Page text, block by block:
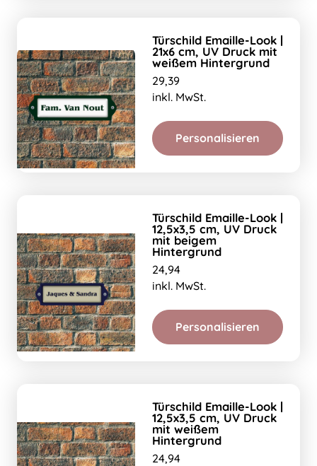
Türschild Emaille-Look |
21x6 cm, UV Druck mit
weißem Hintergrund
29,39
inkl. MwSt.
Personalisieren
Türschild Emaille-Look |
12,5x3,5 cm, UV Druck
mit beigem
Hintergrund
24,94
inkl. MwSt.
Personalisieren
Türschild Emaille-Look |
12,5x3,5 cm, UV Druck
mit weißem
Hintergrund
24,94